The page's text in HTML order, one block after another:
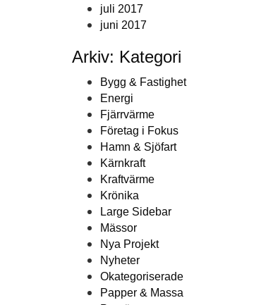
juli 2017
juni 2017
Arkiv: Kategori
Bygg & Fastighet
Energi
Fjärrvärme
Företag i Fokus
Hamn & Sjöfart
Kärnkraft
Kraftvärme
Krönika
Large Sidebar
Mässor
Nya Projekt
Nyheter
Okategoriserade
Papper & Massa